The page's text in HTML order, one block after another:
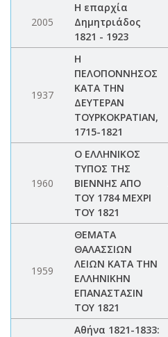
2005
Η επαρχία
Δημητριάδος
1821 - 1923
1937
Η
ΠΕΛΟΠΟΝΝΗΣΟΣ
ΚΑΤΑ ΤΗΝ
ΔΕΥΤΕΡΑΝ
ΤΟΥΡΚΟΚΡΑΤΙΑΝ,
1715-1821
1960
Ο ΕΛΛΗΝΙΚΟΣ
ΤΥΠΟΣ ΤΗΣ
ΒΙΕΝΝΗΣ ΑΠΟ
ΤΟΥ 1784 ΜΕΧΡΙ
ΤΟΥ 1821
1959
ΘΕΜΑΤΑ
ΘΑΛΑΣΣΙΩΝ
ΛΕΙΩΝ ΚΑΤΑ ΤΗΝ
ΕΛΛΗΝΙΚΗΝ
ΕΠΑΝΑΣΤΑΣΙΝ
ΤΟΥ 1821
Αθήνα 1821-1833: